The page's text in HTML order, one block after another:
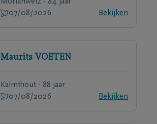
07/08/2026
Bekijken
Maurits VOETEN
Kalmthout - 88 jaar
07/08/2026
Bekijken